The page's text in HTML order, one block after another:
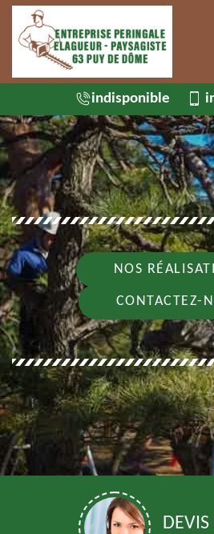
indisponible
NOS
CONTACTEZ-
DEVIS